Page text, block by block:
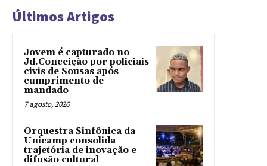
Últimos Artigos
Jovem é capturado no
Jd.Conceição por policiais
civis de Sousas após
cumprimento de
mandado
7 agosto, 2026
Orquestra Sinfônica da
Unicamp consolida
trajetória de inovação e
difusão cultural